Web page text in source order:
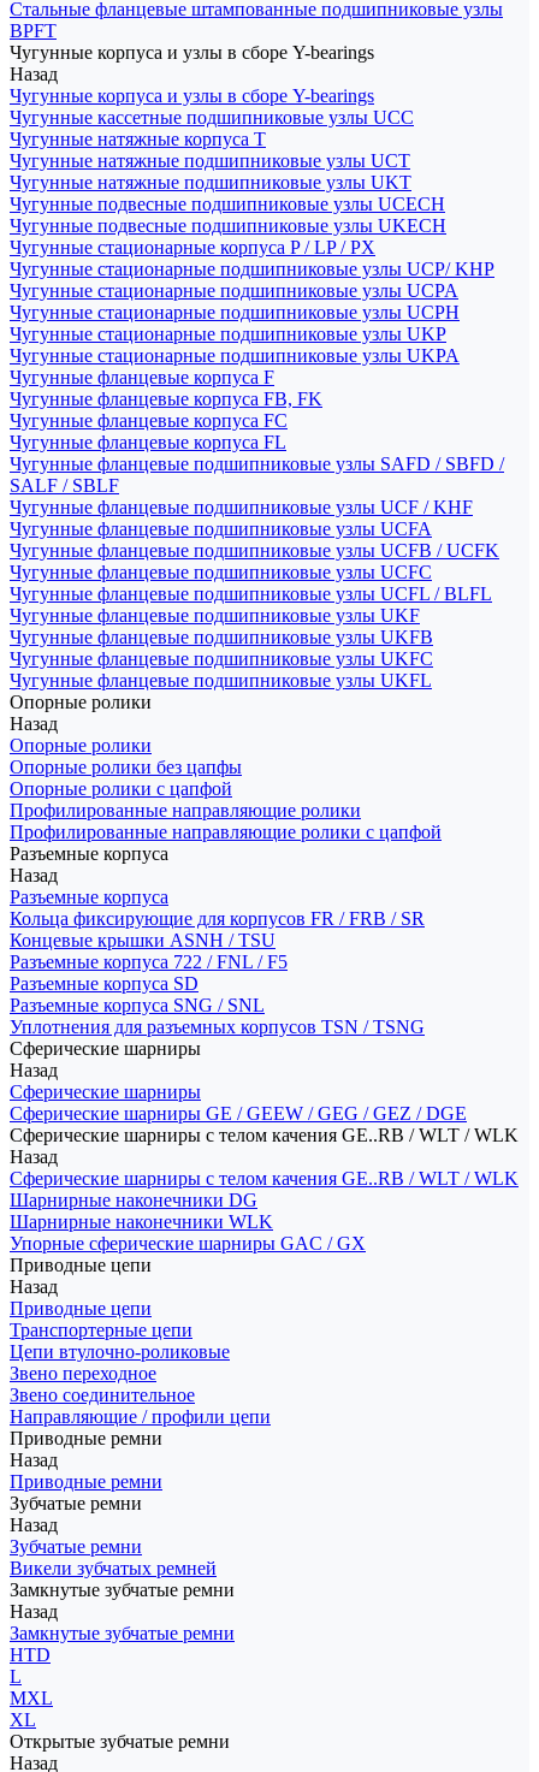
Стальные фланцевые штампованные подшипниковые узлы
BPFT
Чугунные корпуса и узлы в сборе Y-bearings
Назад
Чугунные корпуса и узлы в сборе Y-bearings
Чугунные кассетные подшипниковые узлы UCC
Чугунные натяжные корпуса T
Чугунные натяжные подшипниковые узлы UCT
Чугунные натяжные подшипниковые узлы UKT
Чугунные подвесные подшипниковые узлы UCECH
Чугунные подвесные подшипниковые узлы UKECH
Чугунные стационарные корпуса P / LP / PX
Чугунные стационарные подшипниковые узлы UCP/ KHP
Чугунные стационарные подшипниковые узлы UCPA
Чугунные стационарные подшипниковые узлы UCPH
Чугунные стационарные подшипниковые узлы UKP
Чугунные стационарные подшипниковые узлы UKPA
Чугунные фланцевые корпуса F
Чугунные фланцевые корпуса FB, FK
Чугунные фланцевые корпуса FC
Чугунные фланцевые корпуса FL
Чугунные фланцевые подшипниковые узлы SAFD / SBFD /
SALF / SBLF
Чугунные фланцевые подшипниковые узлы UCF / KHF
Чугунные фланцевые подшипниковые узлы UCFA
Чугунные фланцевые подшипниковые узлы UCFB / UCFK
Чугунные фланцевые подшипниковые узлы UCFC
Чугунные фланцевые подшипниковые узлы UCFL / BLFL
Чугунные фланцевые подшипниковые узлы UKF
Чугунные фланцевые подшипниковые узлы UKFB
Чугунные фланцевые подшипниковые узлы UKFC
Чугунные фланцевые подшипниковые узлы UKFL
Опорные ролики
Назад
Опорные ролики
Опорные ролики без цапфы
Опорные ролики с цапфой
Профилированные направляющие ролики
Профилированные направляющие ролики с цапфой
Разъемные корпуса
Назад
Разъемные корпуса
Кольца фиксирующие для корпусов FR / FRB / SR
Концевые крышки ASNH / TSU
Разъемные корпуса 722 / FNL / F5
Разъемные корпуса SD
Разъемные корпуса SNG / SNL
Уплотнения для разъемных корпусов TSN / TSNG
Сферические шарниры
Назад
Сферические шарниры
Сферические шарниры GE / GEEW / GEG / GEZ / DGE
Сферические шарниры с телом качения GE..RB / WLT / WLK
Назад
Сферические шарниры с телом качения GE..RB / WLT / WLK
Шарнирные наконечники DG
Шарнирные наконечники WLK
Упорные сферические шарниры GAC / GX
Приводные цепи
Назад
Приводные цепи
Транспортерные цепи
Цепи втулочно-роликовые
Звено переходное
Звено соединительное
Направляющие / профили цепи
Приводные ремни
Назад
Приводные ремни
Зубчатые ремни
Назад
Зубчатые ремни
Викели зубчатых ремней
Замкнутые зубчатые ремни
Назад
Замкнутые зубчатые ремни
HTD
L
MXL
XL
Открытые зубчатые ремни
Назад